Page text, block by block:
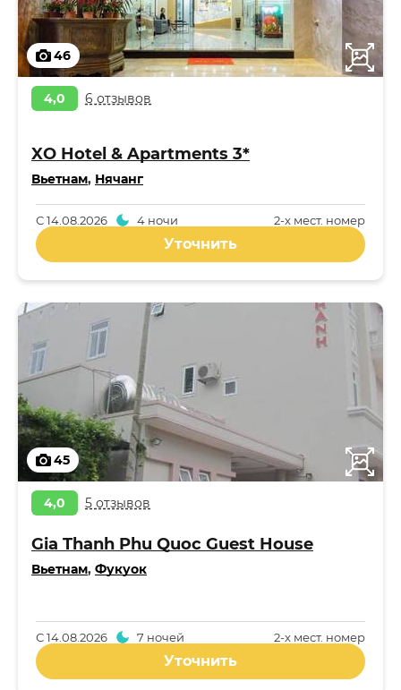
46
4,0 6 отзывов
XO Hotel & Apartments 3*
Вьетнам, Нячанг
2-x мест. номер
С14.08.2026 4 ночи
Уточнить
45
4,0 5 отзывов
Gia Thanh Phu Quoc Guest House
Вьетнам, Фукуок
2-x мест. номер
С14.08.2026 7 ночей
Уточнить